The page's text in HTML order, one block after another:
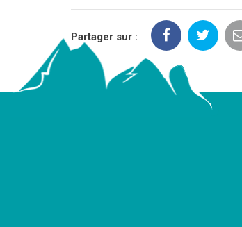
Partager sur :